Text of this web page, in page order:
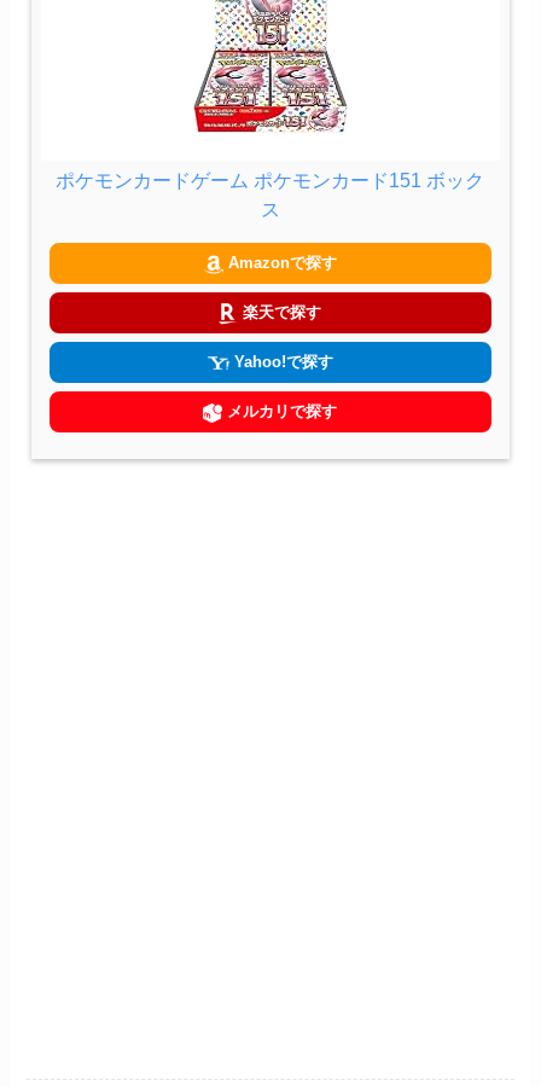
ポケモンカードゲーム ポケモンカード151 ボック
ス
Amazonで探す
楽天で探す
Yahoo!で探す
メルカリで探す